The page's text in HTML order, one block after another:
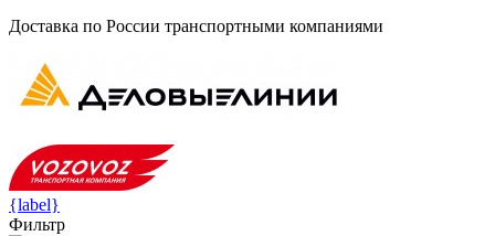
Доставка по России транспортными компаниями
{label}
Фильтр